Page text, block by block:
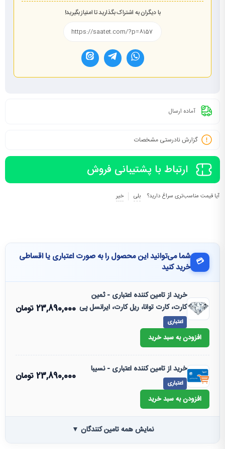
با دیگران به اشتراک بگذارید تا امتیاز بگیرید!
آماده ارسال
گزارش نادرستی مشخصات
ارتباط با پشتیبانی فروش
آیا قیمت مناسب‌تری سراغ دارید؟ بلی خیر
💳 شما می‌توانید این محصول را به صورت اعتباری یا اقساطی
خرید کنید
خرید از تامین کننده اعتباری - ثمین
کارت، کارت توانا، ریل کارت، ایرانسل پی
اعتباری
23,890,000تومان
افزودن به سبد خرید
خرید از تامین کننده اعتباری - نسیبا
اعتباری
23,890,000تومان
افزودن به سبد خرید
نمایش همه تامین کنندگان ▼